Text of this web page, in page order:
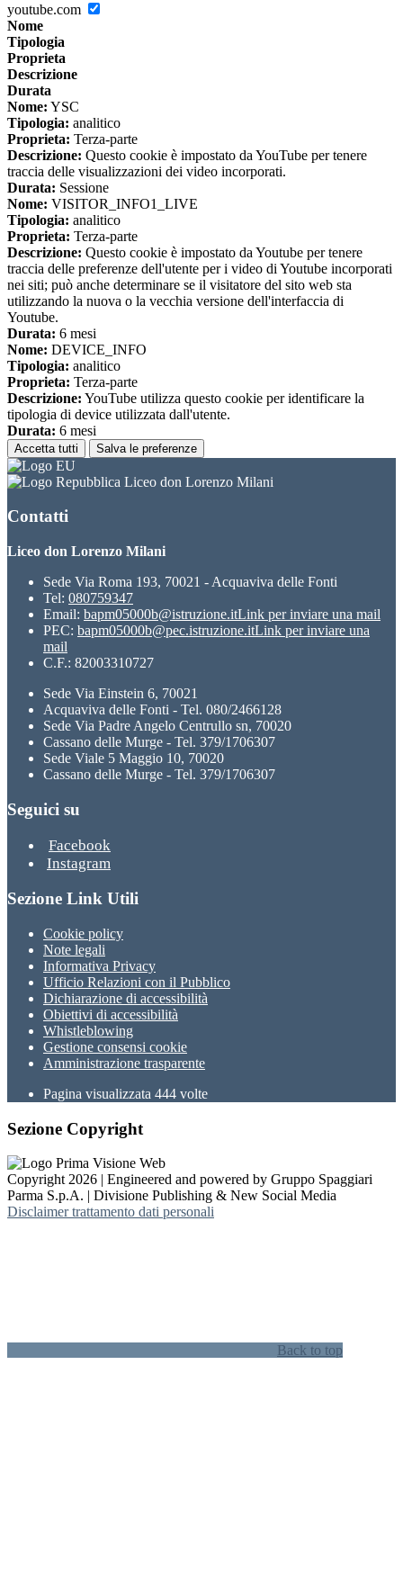
youtube.com
Nome
Tipologia
Proprieta
Descrizione
Durata
Nome: YSC
Tipologia: analitico
Proprieta: Terza-parte
Descrizione: Questo cookie è impostato da YouTube per tenere
traccia delle visualizzazioni dei video incorporati.
Durata: Sessione
Nome: VISITOR_INFO1_LIVE
Tipologia: analitico
Proprieta: Terza-parte
Descrizione: Questo cookie è impostato da Youtube per tenere
traccia delle preferenze dell'utente per i video di Youtube incorporati
nei siti; può anche determinare se il visitatore del sito web sta
utilizzando la nuova o la vecchia versione dell'interfaccia di
Youtube.
Durata: 6 mesi
Nome: DEVICE_INFO
Tipologia: analitico
Proprieta: Terza-parte
Descrizione: YouTube utilizza questo cookie per identificare la
tipologia di device utilizzata dall'utente.
Durata: 6 mesi
Accetta tutti Salva le preferenze
Liceo don Lorenzo Milani
Contatti
Liceo don Lorenzo Milani
Sede Via Roma 193, 70021 - Acquaviva delle Fonti
Tel: 080759347
Email: bapm05000b@istruzione.itLink per inviare una mail
PEC: bapm05000b@pec.istruzione.itLink per inviare una
mail
C.F.: 82003310727
Sede Via Einstein 6, 70021
Acquaviva delle Fonti - Tel. 080/2466128
Sede Via Padre Angelo Centrullo sn, 70020
Cassano delle Murge - Tel. 379/1706307
Sede Viale 5 Maggio 10, 70020
Cassano delle Murge - Tel. 379/1706307
Seguici su
Facebook
Instagram
Sezione Link Utili
Cookie policy
Note legali
Informativa Privacy
Ufficio Relazioni con il Pubblico
Dichiarazione di accessibilità
Obiettivi di accessibilità
Whistleblowing
Gestione consensi cookie
Amministrazione trasparente
Pagina visualizzata 444 volte
Sezione Copyright
Copyright 2026 | Engineered and powered by Gruppo Spaggiari
Parma S.p.A. | Divisione Publishing & New Social Media
Disclaimer trattamento dati personali
Back to top